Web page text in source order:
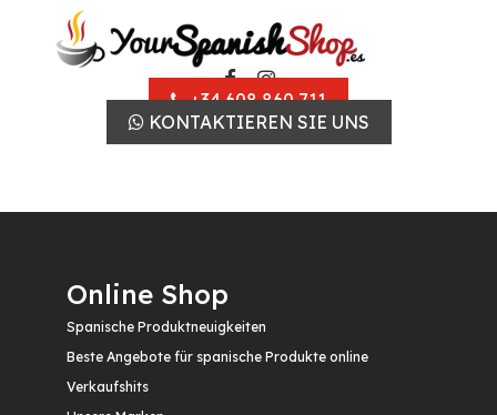
+34 608 860 711
KONTAKTIEREN SIE UNS
Online Shop
Spanische Produktneuigkeiten
Beste Angebote für spanische Produkte online
Verkaufshits